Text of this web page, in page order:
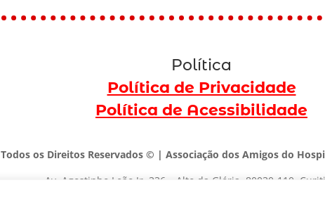
Política
Política de Privacidade
Política de Acessibilidade
Todos os Direitos Reservados © | Associação dos Amigos do
Av. Agostinho Leão Jr, 336 – Alto da Glória, 80030-110,